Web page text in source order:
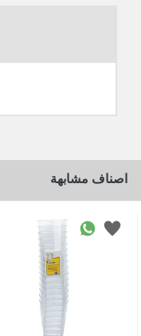
اصناف مشابهة